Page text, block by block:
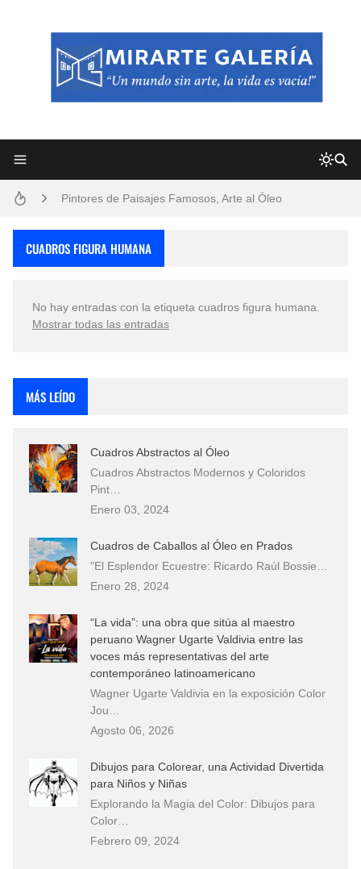
Pintores de Paisajes Famosos, Arte al Óleo
Que significan los cuadros de negras africanas?
El mundo del arte en pintura surrealista
CUADROS FIGURA HUMANA
No hay entradas con la etiqueta cuadros figura humana
Mostrar todas las entradas
MÁS LEÍDO
Cuadros Abstractos al Óleo
Cuadros Abstractos Modernos y Coloridos
Pint…
Enero 03, 2024
Cuadros de Caballos al Óleo en Prados
"El Esplendor Ecuestre: Ricardo Raúl Bossie…
Enero 28, 2024
“La vida”: una obra que sitúa al maestro
peruano Wagner Ugarte Valdivia entre las
voces más representativas del arte
contemporáneo latinoamericano
Wagner Ugarte Valdivia en la exposición Color
Jou…
Agosto 06, 2026
Dibujos para Colorear, una Actividad Divertida
para Niños y Niñas
Explorando la Magia del Color: Dibujos para
Color…
Febrero 09, 2024